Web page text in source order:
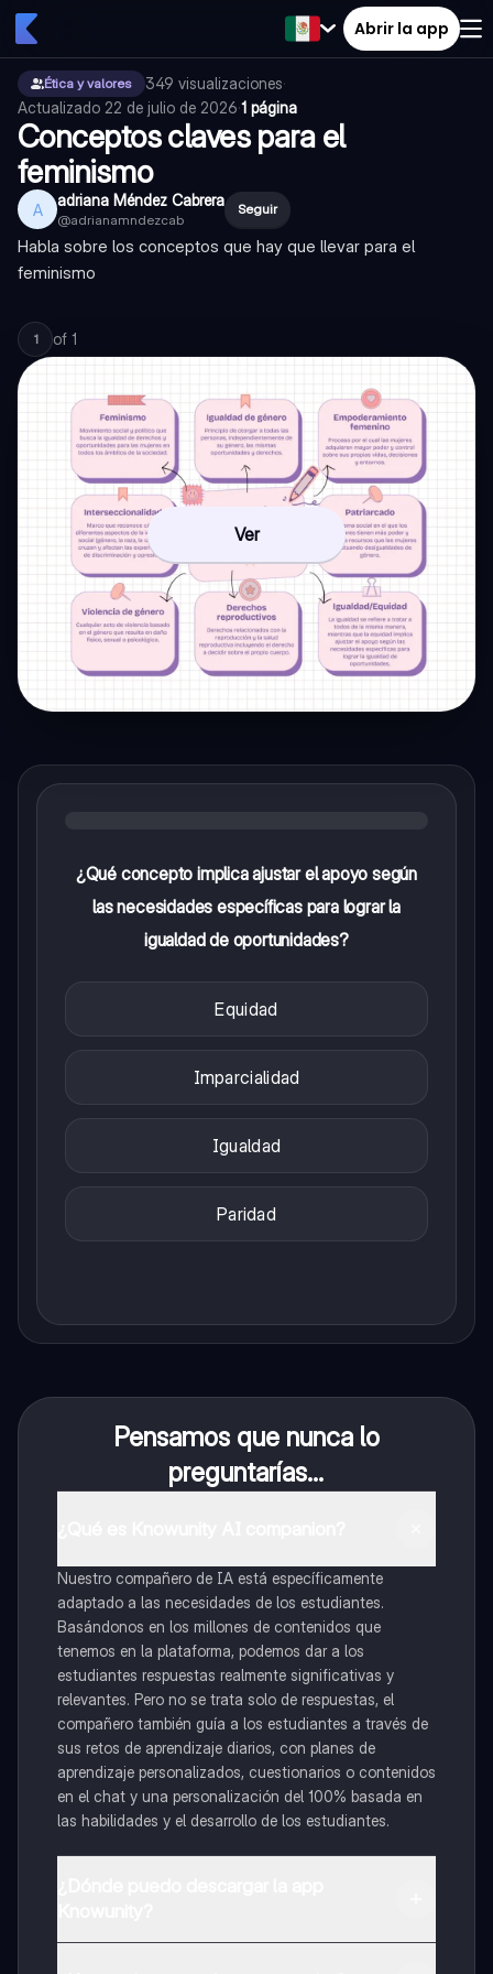
Abrir la app
Ética y valores 349 visualizaciones·
Actualizado 22 de julio de 2026·1 página
Conceptos claves para el
feminismo
A adriana Méndez Cabrera
@adrianamndezcab
Seguir
Habla sobre los conceptos que hay que llevar para el
feminismo
1 of 1
Ver
¿Qué concepto implica ajustar el apoyo según
las necesidades específicas para lograr la
igualdad de oportunidades?
Equidad
Imparcialidad
Igualdad
Paridad
Pensamos que nunca lo
preguntarías...
Nuestro compañero de IA está específicamente
adaptado a las necesidades de los estudiantes.
Basándonos en los millones de contenidos que
tenemos en la plataforma, podemos dar a los
estudiantes respuestas realmente significativas y
relevantes. Pero no se trata solo de respuestas, el
compañero también guía a los estudiantes a través de
sus retos de aprendizaje diarios, con planes de
aprendizaje personalizados, cuestionarios o contenidos
en el chat y una personalización del 100% basada en
las habilidades y el desarrollo de los estudiantes.